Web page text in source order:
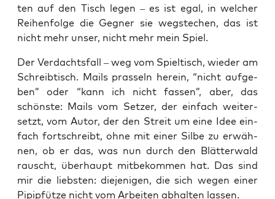
ten auf den Tisch legen – es ist egal, in wel­cher
Rei­hen­fol­ge die Geg­ner sie weg­ste­chen, das ist
nicht mehr unser, nicht mehr mein Spiel.
Der Ver­dachts­fall – weg vom Spiel­tisch, wie­der am
Schreib­tisch. Mails pras­seln her­ein, “nicht auf­ge­
ben” oder “kann ich nicht fas­sen”, aber, das
schöns­te: Mails vom Set­zer, der ein­fach wei­ter­
setzt, vom Autor, der den Streit um eine Idee ein­
fach fort­schreibt, ohne mit einer Sil­be zu erwäh­
nen, ob er das, was nun durch den Blät­ter­wald
rauscht, über­haupt mit­be­kom­men hat. Das sind
mir die liebs­ten: die­je­ni­gen, die sich wegen einer
Pipip­füt­ze nicht vom Arbei­ten abhal­ten lassen.